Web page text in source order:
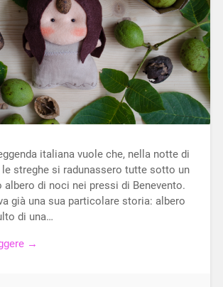
italiana vuole che, nella notte di
le streghe si radunassero tutte sotto un
di noci nei pressi di Benevento.
già una sua particolare storia: albero
di una…
→